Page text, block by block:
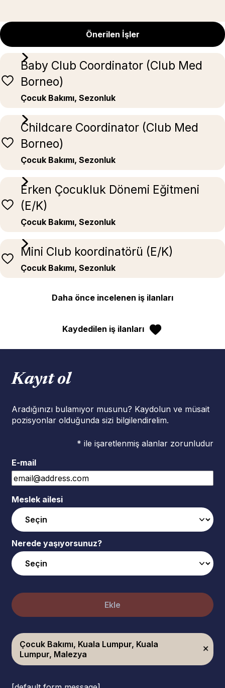
Önerilen İşler
Baby Club Coordinator (Club Med
Borneo)
Çocuk Bakımı, Sezonluk
Childcare Coordinator (Club Med
Borneo)
Çocuk Bakımı, Sezonluk
Erken Çocukluk Dönemi Eğitmeni
(E/K)
Çocuk Bakımı, Sezonluk
Mini Club koordinatörü (E/K)
Çocuk Bakımı, Sezonluk
Daha önce incelenen iş ilanları
Kaydedilen iş ilanları
Kayıt ol
Aradığınızı bulamıyor musunu? Kaydolun ve müsait
pozisyonlar olduğunda sizi bilgilendirelim.
* ile işaretlenmiş alanlar zorunludur
E-mail
Meslek ailesi
Nerede yaşıyorsunuz?
Ekle
Çocuk Bakımı, Kuala Lumpur, Kuala
Lumpur, Malezya